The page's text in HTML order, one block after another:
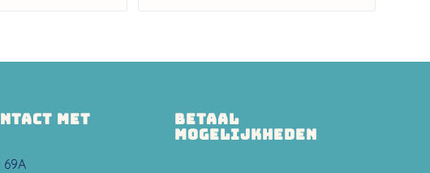
MET
BETAAL
MOGELIJKHEDEN